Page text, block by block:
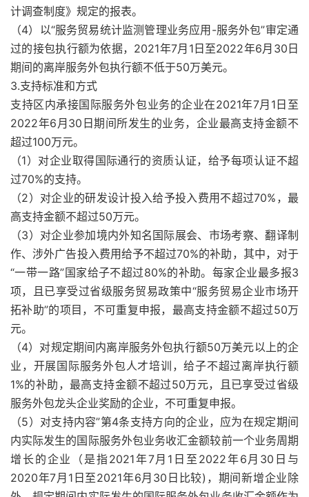
计调查制度》规定的报表。
（4）以“服务贸易统计监测管理业务应用-服务外包”审定通
过的接包执行额为依据，2021年7月1日至2022年6月30日
期间的离岸服务外包执行额不低于50万美元。
3.支持标准和方式
支持区内承接国际服务外包业务的企业在2021年7月1日至
2022年6月30日期间所发生的业务，企业最高支持金额不
超过100万元。
（1）对企业取得国际通行的资质认证，给予每项认证不超
过70%的支持。
（2）对企业的研发设计投入给予投入费用不超过70%，最
高支持金额不超过50万元。
（3）对企业参加境内外知名国际展会、市场考察、翻译制
作、涉外广告投入费用给予不超过70%的补助，其中，对于
“一带一路”国家给子不超过80%的补助。每家企业最多报3
项，且已享受过省级服务贸易政策中“服务贸易企业市场开
拓补助”的项目，不可重复申报，最高支持金额不超过50万
元。
（4）对规定期间内离岸服务外包执行额50万美元以上的企
业，开展国际服务外包人才培训，给子不超过离岸执行额
1%的补助，最高支持金额不超过50万元，且已享受过省级
服务外包龙头企业奖励的企业，不可重复申报。
（5）对支持内容”第4条支持方向的企业，应为在规定期间
内实际发生的国际服务外包业务收汇金额较前一个业务周期
增长的企业（是指2021年7月1日至2022年6月30日与
2020年7月1日至2021年6月30日比较)，期间新增企业除